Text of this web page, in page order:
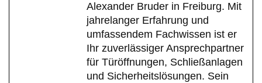
Alexander Bruder in Freiburg. Mit
jahrelanger Erfahrung und
umfassendem Fachwissen ist er
Ihr zuverlässiger Ansprechpartner
für Türöffnungen, Schließanlagen
und Sicherheitslösungen. Sein